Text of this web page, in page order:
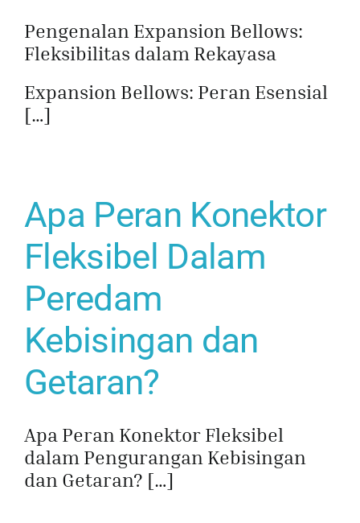
Pengenalan Expansion Bellows:
Fleksibilitas dalam Rekayasa
Expansion Bellows: Peran Esensial
[…]
Apa Peran Konektor
Fleksibel Dalam
Peredam
Kebisingan dan
Getaran?
Apa Peran Konektor Fleksibel
dalam Pengurangan Kebisingan
dan Getaran? […]